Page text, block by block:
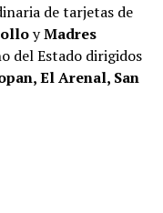
de tarjetas de
yMadres
del Estado dirigidos
El Arenal, San